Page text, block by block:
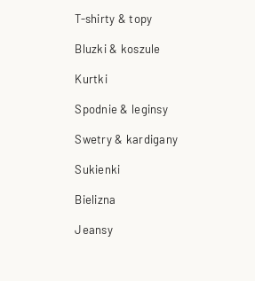
T-shirty & topy
Bluzki & koszule
Kurtki
Spodnie & leginsy
Swetry & kardigany
Sukienki
Bielizna
Jeansy